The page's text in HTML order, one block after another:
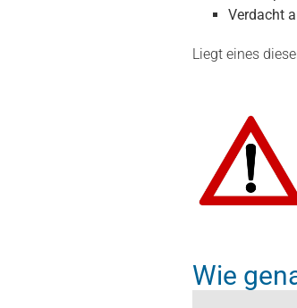
Verdacht
Liegt eines
Wie